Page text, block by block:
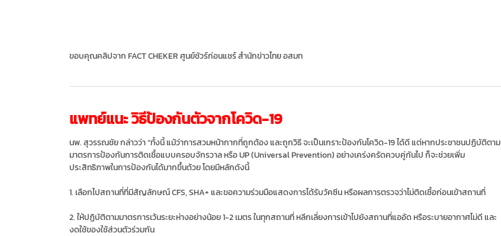
ขอบคุณคลิปจาก FACT CHEKER ศูนย์ชัวร์ก่อนแชร์ สำนักข่าวไทย อสมท
แพทย์แนะ วิธีป้องกันตัวจากโควิด-19
นพ. สุวรรณชัย กล่าวว่า “ทั้งนี้ แม้ว่าการสวมหน้ากากที่ถูกต้อง และถูกวิธี จะเป็นเกราะป้องกันโควิด-19 ได้ดี แต่หากประชาชนปฏิบัติตาม
มาตรการป้องกันการติดเชื้อแบบครอบจักรวาล หรือ UP (Universal Prevention) อย่างเคร่งครัดควบคู่กันไป ก็จะช่วยเพิ่ม
ประสิทธิภาพในการป้องกันได้มากขึ้นด้วย โดยมีหลักดังนี้
1. เลือกไปสถานที่ที่มีสัญลักษณ์ CFS, SHA+ และขอความร่วมมือแสดงการได้รับวัคซีน หรือผลการตรวจว่าไม่ติดเชื้อก่อนเข้าสถานที่
2. ให้ปฏิบัติตามมาตรการเว้นระยะห่างอย่างน้อย 1-2 เมตร ในทุกสถานที่ หลีกเลี่ยงการเข้าไปยังสถานที่แออัด หรือระบายอากาศไม่ดี และ
งดใช้ของใช้ส่วนตัวร่วมกัน